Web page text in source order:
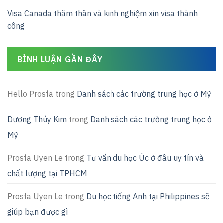
Visa Canada thăm thân và kinh nghiệm xin visa thành
công
BÌNH LUẬN GẦN ĐÂY
Hello Prosfa trong Danh sách các trường trung học ở Mỹ
Dương Thúy Kim trong Danh sách các trường trung học ở
Mỹ
Prosfa Uyen Le trong Tư vấn du học Úc ở đâu uy tín và
chất lượng tại TPHCM
Prosfa Uyen Le trong Du học tiếng Anh tại Philippines sẽ
giúp bạn được gì